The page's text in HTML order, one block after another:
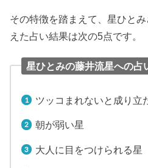
その特徴を踏まえて、星ひと
えた占い結果は次の5点です。
星ひとみの藤井流星への占
ツッコまれないと成り立
朝が弱い星
大人に目をつけられる星